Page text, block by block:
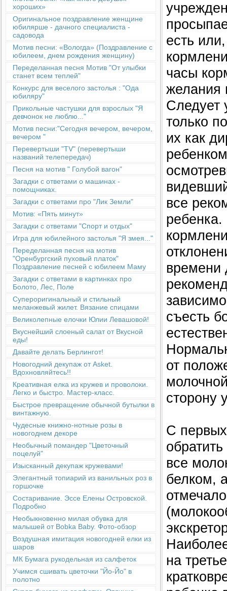
хороших»
Оригинальное поздравление женщине
юбилярше - дачного специалиста -
садовода
Мотив песни: «Вологда» (Поздравление с
юбилеем, днем рождения женщину)
Переделанная песня Мотив "От улыбки
станет всем теплей"
Конкурс для веселого застолья : "Ода
юбиляру"
Прикольные частушки для взрослых "Я
девчонок не люблю..."
Мотив песни:"Сегодня вечером, вечером,
вечером "
Перевертыши "TV" (перевертыши
названий телепередач)
Песня на мотив " Голубой вагон"
Загадки с ответами о машинах -
помощниках.
Загадки с ответами про "Лик Земли"
Мотив: «Пять минут»
Загадки с ответами "Спорт и отдых"
Игра для юбилейного застолья "Я змея..."
Переделанная песня на мотив
"Оренбургский пуховый платок"
Поздравление песней с юбилеем Маму
Загадки с ответами в картинках про
Болото, Лес, Поле
Супероригинальный и стильный
меланжевый жилет. Вязание спицами
Великолепные елочки Юлии Левашовой!
Вкуснейший слоеный салат от Вкусной
еды!
Давайте делать Берлингот!
Новогодний декупаж от Asket.
Вдохновляйтесь!!
Креативная елка из кружев и проволоки.
Легко и быстро. Мастер-класс.
Быстрое превращение обычной бутылки в
винтажную.
Чудесные книжно-нотные розы в
новогоднем декоре
Необычный помандер "Цветочный
поцелуй"
Изысканный декупаж кружевами!
Элегантный топиарий из ванильных роз в
горшочке
Состаривание. Эссе Елены Островской.
Подробно
Необыкновенно милая обувка для
малышей от Bobka Baby. Фото-обзор
Воздушная имитация новогодней елки из
шаров
МК Бумага рукодельная из салфеток
Учимся сшивать цветочки "Йо-Йо" в
полотно
есть
часы
желания
Следует
только
их как
все
времени
съесть
от
сторону
С
все
белком,
на